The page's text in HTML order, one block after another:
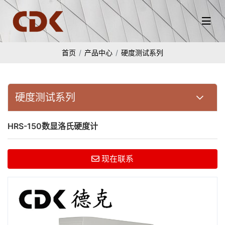
首页 产品中心 硬度测试系列
硬度测试系列
HRS-150数显洛氏硬度计
现在联系